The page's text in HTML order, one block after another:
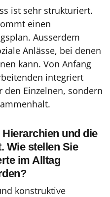
ist sehr strukturiert.
einen
Ausserdem
Anlässe, bei denen
kann. Von Anfang
integriert
Einzelnen, sondern
und die
Wie stellen Sie
im Alltag
konstruktive